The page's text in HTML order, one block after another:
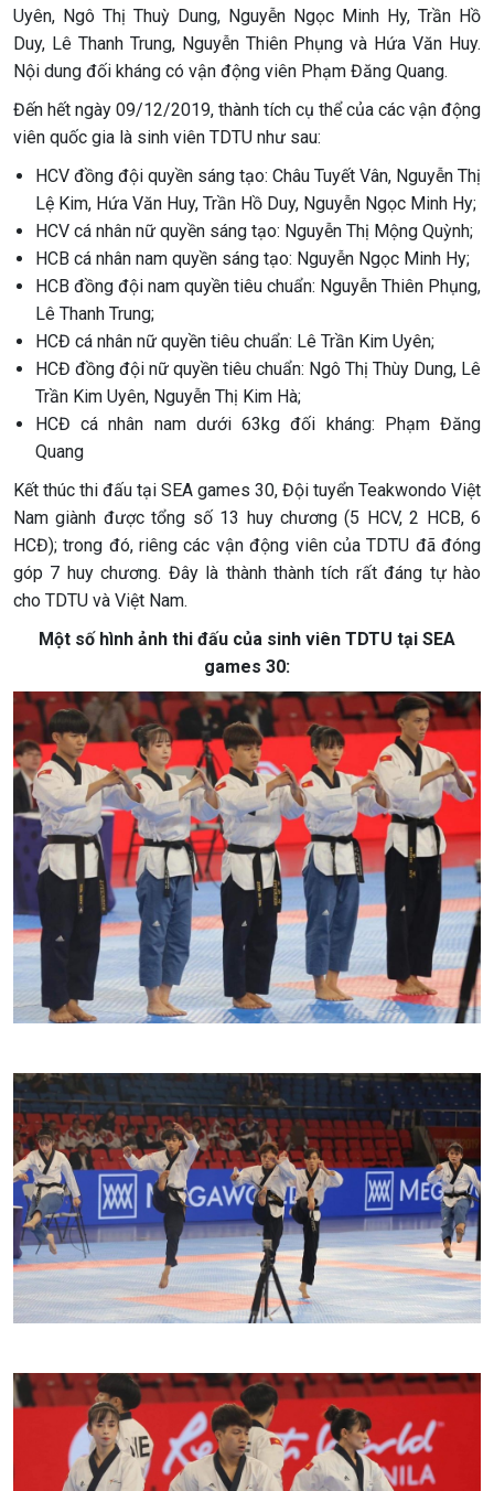
Uyên, Ngô Thị Thuỳ Dung, Nguyễn Ngọc Minh Hy, Trần Hồ
Duy, Lê Thanh Trung, Nguyễn Thiên Phụng và Hứa Văn Huy.
Nội dung đối kháng có vận động viên Phạm Đăng Quang.
Đến hết ngày 09/12/2019, thành tích cụ thể của các vận động
viên quốc gia là sinh viên TDTU như sau:
HCV đồng đội quyền sáng tạo: Châu Tuyết Vân, Nguyễn Thị
Lệ Kim, Hứa Văn Huy, Trần Hồ Duy, Nguyễn Ngọc Minh Hy;
HCV cá nhân nữ quyền sáng tạo: Nguyễn Thị Mộng Quỳnh;
HCB cá nhân nam quyền sáng tạo: Nguyễn Ngọc Minh Hy;
HCB đồng đội nam quyền tiêu chuẩn: Nguyễn Thiên Phụng,
Lê Thanh Trung;
HCĐ cá nhân nữ quyền tiêu chuẩn: Lê Trần Kim Uyên;
HCĐ đồng đội nữ quyền tiêu chuẩn: Ngô Thị Thùy Dung, Lê
Trần Kim Uyên, Nguyễn Thị Kim Hà;
HCĐ cá nhân nam dưới 63kg đối kháng: Phạm Đăng
Quang
Kết thúc thi đấu tại SEA games 30, Đội tuyển Teakwondo Việt
Nam giành được tổng số 13 huy chương (5 HCV, 2 HCB, 6
HCĐ); trong đó, riêng các vận động viên của TDTU đã đóng
góp 7 huy chương. Đây là thành thành tích rất đáng tự hào
cho TDTU và Việt Nam.
Một số hình ảnh thi đấu của sinh viên TDTU tại SEA
games 30: